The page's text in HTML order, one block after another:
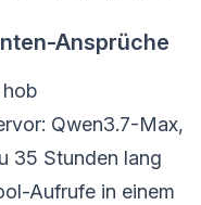
Ansprüche
Qwen3.7-Max,
35 Stunden lang
Aufrufe in einem